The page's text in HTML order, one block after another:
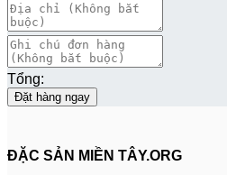
Tổng:
Đặt hàng ngay
ĐẶC SẢN MIỀN TÂY.ORG